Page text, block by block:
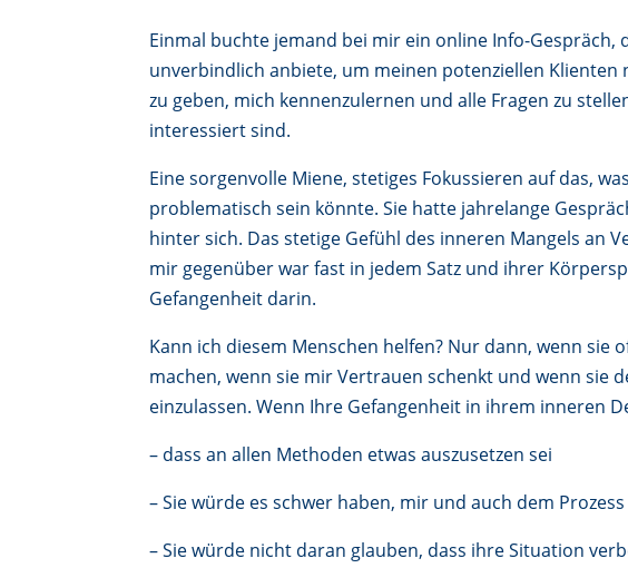
Einmal buchte jemand bei mir ein online Info-
unverbindlich anbiete, um meinen potenziellen
zu geben, mich kennenzulernen und alle Fragen zu
interessiert sind.
Eine sorgenvolle Miene, stetiges Fokussieren auf das,
problematisch sein könnte. Sie hatte jahrelange
hinter sich. Das stetige Gefühl des inneren Mangels an
mir gegenüber war fast in jedem Satz und ihrer
Gefangenheit darin.
Kann ich diesem Menschen helfen? Nur dann, wenn sie
machen, wenn sie mir Vertrauen schenkt und wenn sie
einzulassen. Wenn Ihre Gefangenheit in ihrem inneren
– dass an allen Methoden etwas auszusetzen sei
– Sie würde es schwer haben, mir und auch dem
– Sie würde nicht daran glauben, dass ihre Situation